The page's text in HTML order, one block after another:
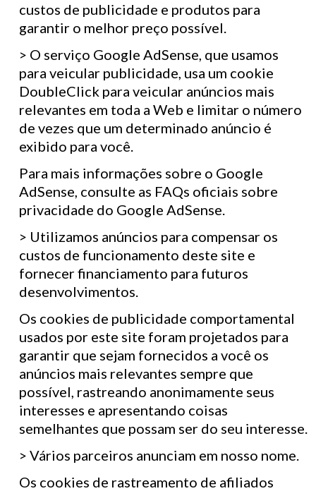
custos de publicidade e produtos para
garantir o melhor preço possível.
> O serviço Google AdSense, que usamos
para veicular publicidade, usa um cookie
DoubleClick para veicular anúncios mais
relevantes em toda a Web e limitar o número
de vezes que um determinado anúncio é
exibido para você.
Para mais informações sobre o Google
AdSense, consulte as FAQs oficiais sobre
privacidade do Google AdSense.
> Utilizamos anúncios para compensar os
custos de funcionamento deste site e
fornecer financiamento para futuros
desenvolvimentos.
Os cookies de publicidade comportamental
usados ​​por este site foram projetados para
garantir que sejam fornecidos a você os
anúncios mais relevantes sempre que
possível, rastreando anonimamente seus
interesses e apresentando coisas
semelhantes que possam ser do seu interesse.
> Vários parceiros anunciam em nosso nome.
Os cookies de rastreamento de afiliados